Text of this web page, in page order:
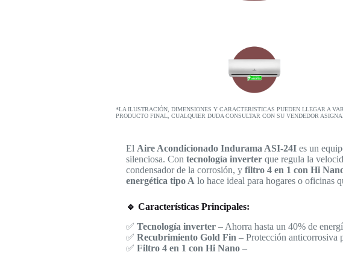
*LA ILUSTRACIÓN, DIMENSIONES Y CARACTERISTICAS PUEDEN LLEGAR A
PRODUCTO FINAL, CUALQUIER DUDA CONSULTAR CON SU VENDEDOR
El Aire Acondicionado Indurama ASI-24Ies un
silenciosa. Con tecnología inverterque regula la
condensador de la corrosión, y filtro 4 en 1 con Hi
energética tipo A lo hace ideal para hogares o oficinas
🔹 Características Principales:
✅ Tecnología inverter– Ahorra hasta un 40% de
✅ Recubrimiento Gold Fin – Protección anticorrosiva
✅ Filtro 4 en 1 con Hi Nano–